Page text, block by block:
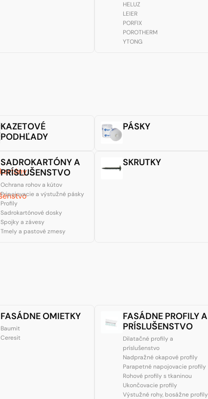
HELUZ
LEIER
PORFIX
POROTHERM
YTONG
KAZETOVÉ
PODHĽADY
PÁSKY
SADROKARTÓNY A
PRÍSLUŠENSTVO
Ochrana rohov a kútov
Pripojovacie a výstužné pásky
Profily
Sadrokartónové dosky
Spojky a závesy
Tmely a pastové zmesy
SKRUTKY
FASÁDNE OMIETKY
Baumit
Ceresit
FASÁDNE PROFILY A
PRÍSLUŠENSTVO
Dilatačné profily a
príslušenstvo
Nadpražné okapové profily
Parapetné napojovacie profily
Rohové profily s tkaninou
Ukončovacie profily
Výstužné rohy, bosážne profily